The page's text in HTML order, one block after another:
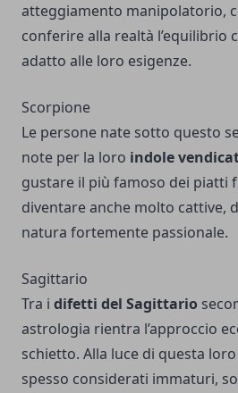
atteggiamento manipolatorio,
conferire alla realtà l’equilibrio
adatto alle loro esigenze.
Scorpione
Le persone nate sotto questo
note per la loro indole
gustare il più famoso dei piatti
diventare anche molto cattive,
natura fortemente passionale.
Sagittario
Tra i difetti del Sagittario
astrologia rientra l’approccio
schietto. Alla luce di questa
spesso considerati immaturi,